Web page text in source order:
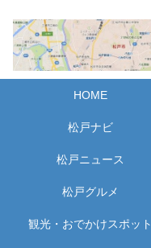
HOME
松戸ナビ
松戸ニュース
松戸グルメ
観光・おでかけスポット